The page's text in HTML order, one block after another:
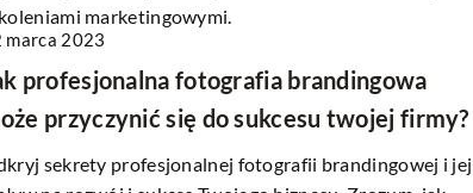
marketingowymi.
marca 2023
profesjonalna fotografia brandingowa
przyczynić się do sukcesu twojej firmy?
sekrety profesjonalnej fotografii brandingowej i jej